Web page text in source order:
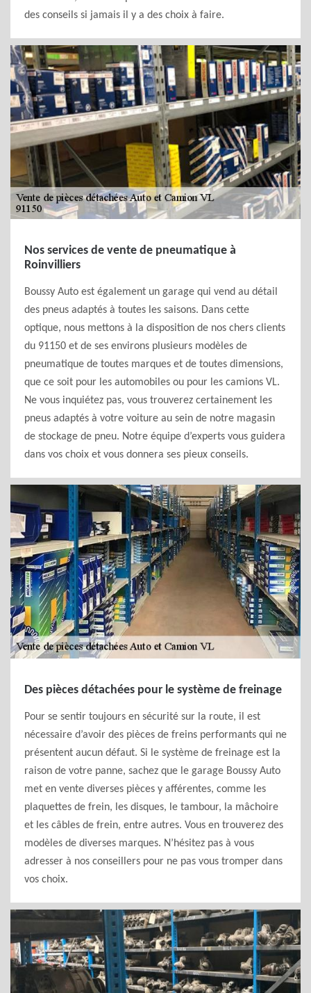
des conseils si jamais il y a des choix à faire.
Nos services de vente de pneumatique à
Roinvilliers
Boussy Auto est également un garage qui vend au détail
des pneus adaptés à toutes les saisons. Dans cette
optique, nous mettons à la disposition de nos chers clients
du 91150 et de ses environs plusieurs modèles de
pneumatique de toutes marques et de toutes dimensions,
que ce soit pour les automobiles ou pour les camions VL.
Ne vous inquiétez pas, vous trouverez certainement les
pneus adaptés à votre voiture au sein de notre magasin
de stockage de pneu. Notre équipe d’experts vous guidera
dans vos choix et vous donnera ses pieux conseils.
Des pièces détachées pour le système de freinage
Pour se sentir toujours en sécurité sur la route, il est
nécessaire d’avoir des pièces de freins performants qui ne
présentent aucun défaut. Si le système de freinage est la
raison de votre panne, sachez que le garage Boussy Auto
met en vente diverses pièces y afférentes, comme les
plaquettes de frein, les disques, le tambour, la mâchoire
et les câbles de frein, entre autres. Vous en trouverez des
modèles de diverses marques. N’hésitez pas à vous
adresser à nos conseillers pour ne pas vous tromper dans
vos choix.